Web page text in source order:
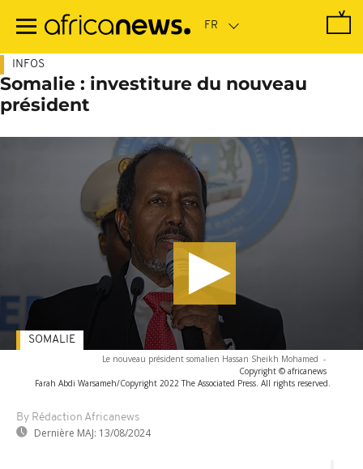
contenu
INFOS
Somalie : investiture du nouveau
président
Le nouveau président somalien Hassan Sheikh Mohamed -
Copyright © africanews
Farah Abdi Warsameh/Copyright 2022 The Associated Press. All rights reserved.
By Rédaction Africanews
Dernière MAJ: 13/08/2024
SOMALIE